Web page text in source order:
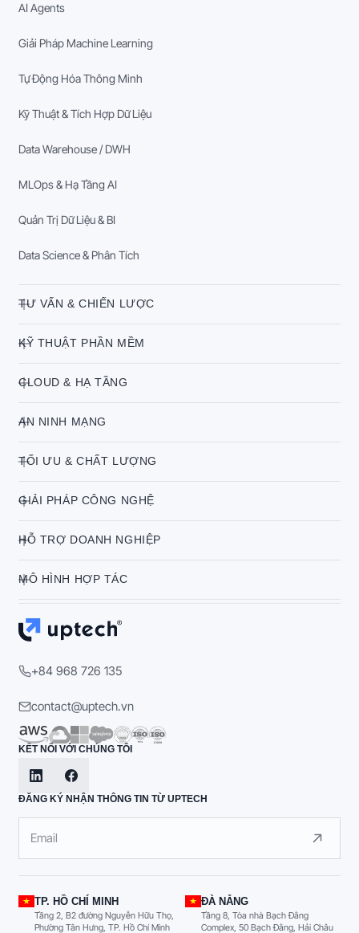
AI Agents
Giải Pháp Machine Learning
Tự Động Hóa Thông Minh
Kỹ Thuật & Tích Hợp Dữ Liệu
Data Warehouse / DWH
MLOps & Hạ Tầng AI
Quản Trị Dữ Liệu & BI
Data Science & Phân Tích
TƯ VẤN & CHIẾN LƯỢC
KỸ THUẬT PHẦN MỀM
CLOUD & HẠ TẦNG
AN NINH MẠNG
TỐI ƯU & CHẤT LƯỢNG
GIẢI PHÁP CÔNG NGHỆ
HỖ TRỢ DOANH NGHIỆP
MÔ HÌNH HỢP TÁC
+84 968 726 135
contact@uptech.vn
KẾT NỐI VỚI CHÚNG TÔI
ĐĂNG KÝ NHẬN THÔNG TIN TỪ UPTECH
TP. HỒ CHÍ MINH
Tầng 2, B2 đường Nguyễn Hữu Thọ,
Phường Tân Hưng, TP. Hồ Chí Minh
ĐÀ NẴNG
Tầng 8, Tòa nhà Bạch Đằng
Complex, 50 Bạch Đằng, Hải Châu